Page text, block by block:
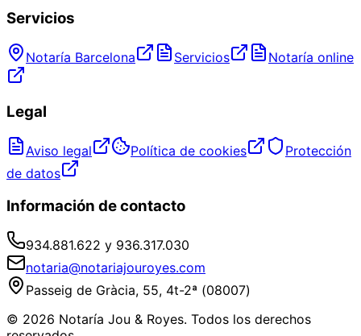
Servicios
Notaría Barcelona Servicios Notaría online
Legal
Aviso legal Política de cookies
Protección
de datos
Información de contacto
934.881.622 y 936.317.030
notaria@notariajouroyes.com
Passeig de Gràcia, 55, 4t-2ª (08007)
© 2026 Notaría Jou & Royes. Todos los derechos